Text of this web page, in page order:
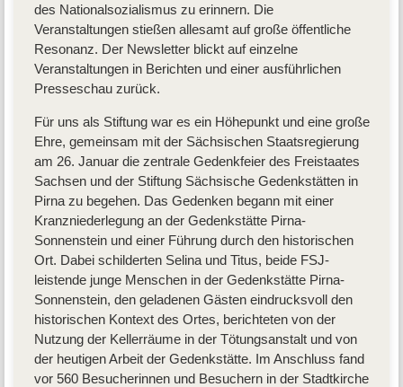
des Nationalsozialismus zu erinnern. Die
Veranstaltungen stießen allesamt auf große öffentliche
Resonanz. Der Newsletter blickt auf einzelne
Veranstaltungen in Berichten und einer ausführlichen
Presseschau zurück.
Für uns als Stiftung war es ein Höhepunkt und eine große
Ehre, gemeinsam mit der Sächsischen Staatsregierung
am 26. Januar die zentrale Gedenkfeier des Freistaates
Sachsen und der Stiftung Sächsische Gedenkstätten in
Pirna zu begehen. Das Gedenken begann mit einer
Kranzniederlegung an der Gedenkstätte Pirna-
Sonnenstein und einer Führung durch den historischen
Ort. Dabei schilderten Selina und Titus, beide FSJ-
leistende junge Menschen in der Gedenkstätte Pirna-
Sonnenstein, den geladenen Gästen eindrucksvoll den
historischen Kontext des Ortes, berichteten von der
Nutzung der Kellerräume in der Tötungsanstalt und von
der heutigen Arbeit der Gedenkstätte. Im Anschluss fand
vor 560 Besucherinnen und Besuchern in der Stadtkirche